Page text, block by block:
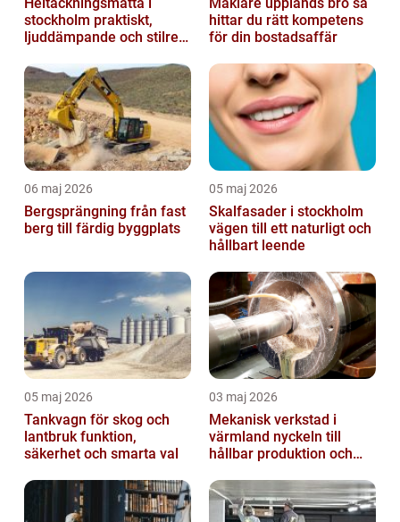
stockholm praktiskt,
ljuddämpande och stilrent
hittar du rätt kompetens
för din bostadsaffär
06 maj 2026
Bergsprängning från fast
berg till färdig byggplats
05 maj 2026
Skalfasader i stockholm
vägen till ett naturligt och
hållbart leende
05 maj 2026
Tankvagn för skog och
lantbruk funktion,
säkerhet och smarta val
03 maj 2026
Mekanisk verkstad i
värmland nyckeln till
hållbar produktion och